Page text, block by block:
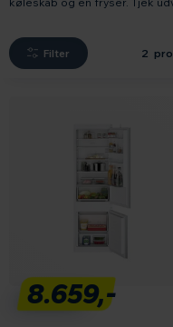
Filter 2
8.659,-